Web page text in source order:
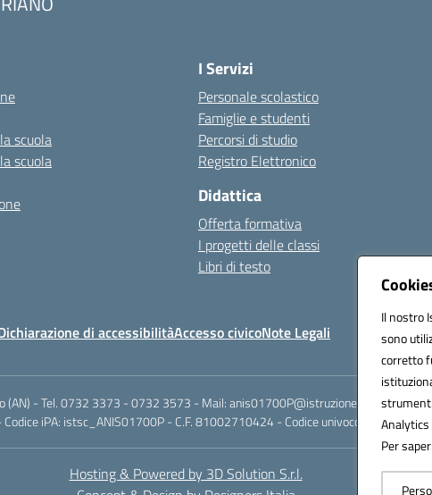
Il nostro
sono
corretto
Analytics
Per
scuola
scuola
I Servizi
Personale scolastico
Famiglie e studenti
Percorsi di studio
Registro Elettronico
Didattica
Offerta formativa
I progetti delle classi
Libri di testo
di accessibilitàAccesso civicoNote Legali
(AN) - Tel. 0732 3373 - 0732 3573 - Mail: anis01700P@istruzione.it - PEC:
iPA: istsc_ANIS01700P - C.F. 81002710424 - Codice univoco fatturazione
Hosting & Powered by 3D Solution S.r.l.